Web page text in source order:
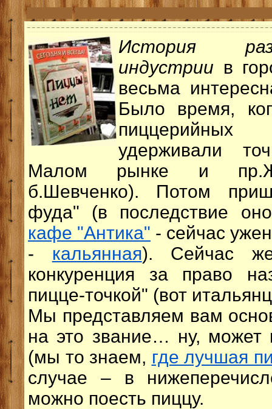
История
индустрии в
весьма
Было время,
удерживали
Малом рынке и
б.Шевченко). Потом
фуда" (в последствие
кафе "Антика" - сейчас
- кальянная). Сейчас
конкуренция за право
пицце-точкой" (вот
Мы представляем вам
на это звание… ну, может
(мы то знаем, где лучшая
случае – в
можно поесть пиццу.